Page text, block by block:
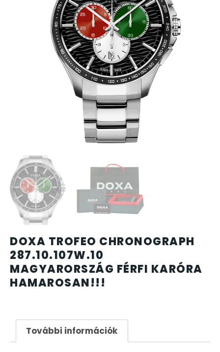
DOXA TROFEO CHRONOGRAPH
287.10.107W.10
MAGYARORSZÁG FÉRFI KARÓRA
HAMAROSAN!!!
További információk
CANGO & RINALDI
CANGO & RINALDI CHARM
CANGO&RINALDI KARÓRÁK
DIVAT KARÓRÁK (Curren, Oulm,Naviforce, D-
DOXA
ESPRIT
FALIÓRÁK
FÉMCSATOK
FIGURÁS ÉBRESZTŐÓRÁK